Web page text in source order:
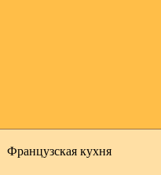
Французская кухня